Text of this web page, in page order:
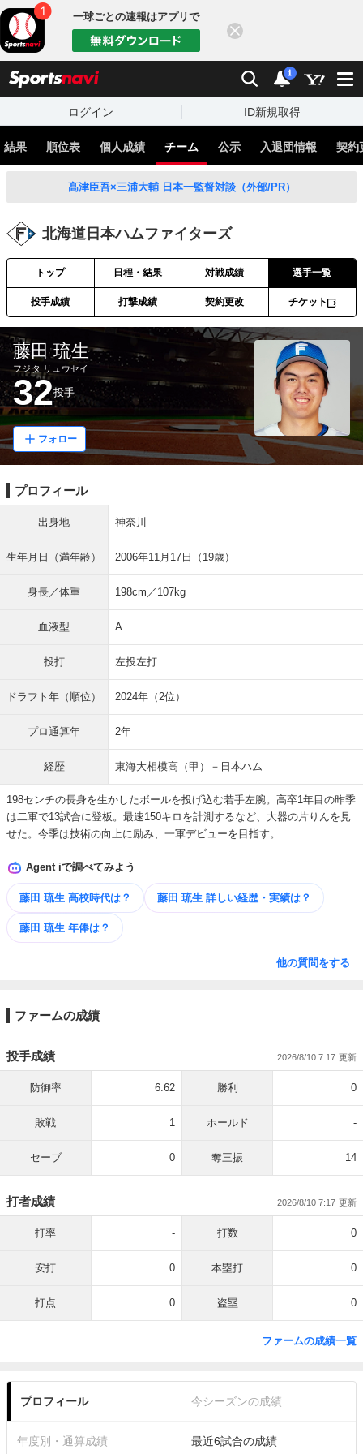
一球ごとの速報はアプリで
検索 通知
i
ログイン ID新規取得
結果 順位表 個人成績 チーム 公示 入退団情報 契約
髙津臣吾×三浦大輔 日本一監督対談（外部/PR）
北海道日本ハムファイターズ
トップ 日程・結果 対戦成績 選手一覧
投手成績 打撃成績 契約更改 チケット
藤田 琉生
フジタ リュウセイ
32投手
フォロー
プロフィール
出身地 神奈川
生年月日（満年齢） 2006年11月17日（19歳）
身長／体重 198cm／107kg
血液型 A
投打 左投左打
ドラフト年（順位） 2024年（2位）
プロ通算年 2年
経歴 東海大相模高（甲）－日本ハム
198センチの長身を生かしたボールを投げ込む若手左腕。高卒1年目の昨季
は二軍で13試合に登板。最速150キロを計測するなど、大器の片りんを見
せた。今季は技術の向上に励み、一軍デビューを目指す。
Agent iで調べてみよう
藤田 琉生 高校時代は？ 藤田 琉生 詳しい​経歴・​実績は？
藤田 琉生 年俸は？
他の質問をする
ファームの成績
投手成績 2026/8/10 7:17
防御率 6.62 勝利 0
敗戦 1 ホールド -
セーブ 0 奪三振 14
打者成績 2026/8/10 7:17
打率 - 打数 0
安打 0 本塁打 0
打点 0 盗塁 0
ファームの成績一覧
プロフィール 今シーズンの成績
年度別・通算成績 最近6試合の成績